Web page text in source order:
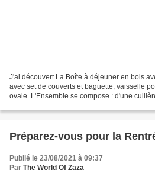
J'ai découvert La Boîte à déjeuner en bois
avec set de couverts et baguette, vaisselle
ovale. L'Ensemble se compose : d'une
Préparez-vous pour la
Publié le 23/08/2021 à 09:37
Par The World Of Zaza